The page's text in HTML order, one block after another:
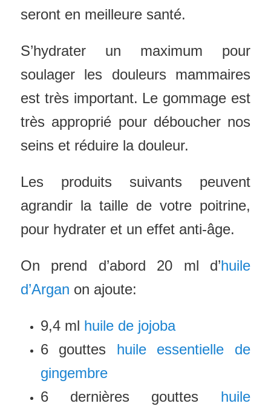
seront en meilleure santé.
S’hydrater un maximum pour
soulager les douleurs mammaires
est très important. Le gommage est
très approprié pour déboucher nos
seins et réduire la douleur.
Les produits suivants peuvent
agrandir la taille de votre poitrine,
pour hydrater et un effet anti-âge.
On prend d’abord 20 ml d’huile
d’Argan on ajoute:
9,4 ml huile de jojoba
6 gouttes huile essentielle de
gingembre
6 dernières gouttes huile